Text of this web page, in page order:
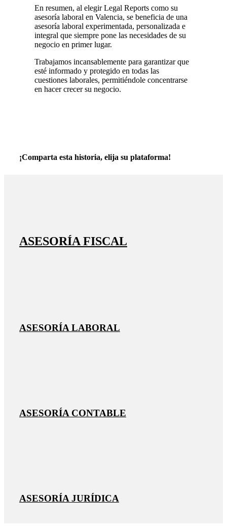
En resumen, al elegir Legal Reports como su
asesoría laboral en Valencia, se beneficia de una
asesoría laboral experimentada, personalizada e
integral que siempre pone las necesidades de su
negocio en primer lugar.
Trabajamos incansablemente para garantizar que
esté informado y protegido en todas las
cuestiones laborales, permitiéndole concentrarse
en hacer crecer su negocio.
¡Comparta esta historia, elija su plataforma!
ASESORÍA FISCAL
ASESORÍA LABORAL
ASESORÍA CONTABLE
ASESORÍA JURÍDICA